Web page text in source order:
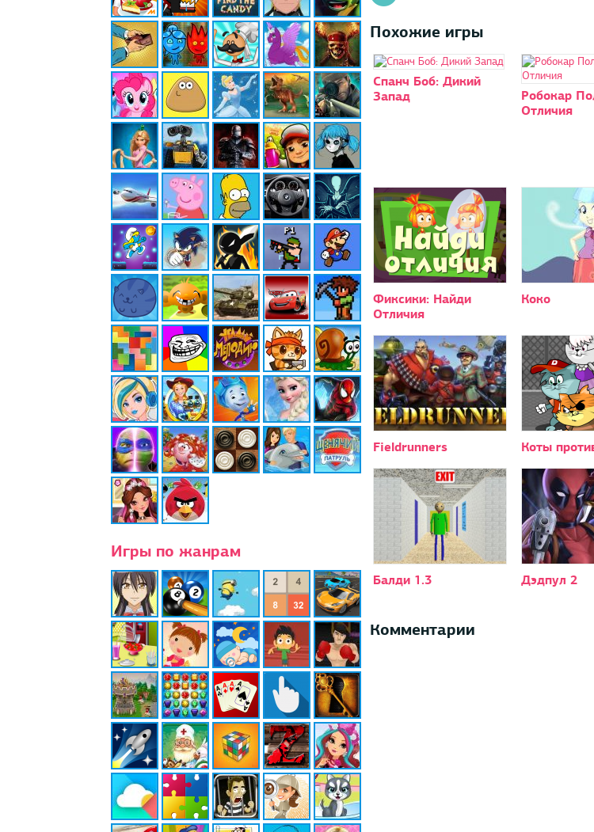
Игры по жанрам
Похожие игры
Спанч Боб: Дикий
Запад
Робокар
Отличия
Фиксики: Найди
Отличия
Коко
Fieldrunners Коты
Балди 1.3 Дэдпул 2
Комментарии